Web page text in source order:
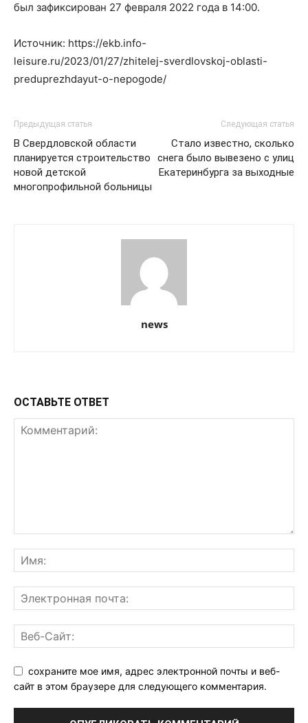
был зафиксирован 27 февраля 2022 года в 14:00.
Источник: https://ekb.info-
leisure.ru/2023/01/27/zhitelej-sverdlovskoj-oblasti-
preduprezhdayut-o-nepogode/
Предыдущая статья
В Свердловской области
планируется строительство
новой детской
многопрофильной больницы
Следующая статья
Стало известно, сколько
снега было вывезено с улиц
Екатеринбурга за выходные
news
ОСТАВЬТЕ ОТВЕТ
сохраните мое имя, адрес электронной почты и веб-
сайт в этом браузере для следующего комментария.